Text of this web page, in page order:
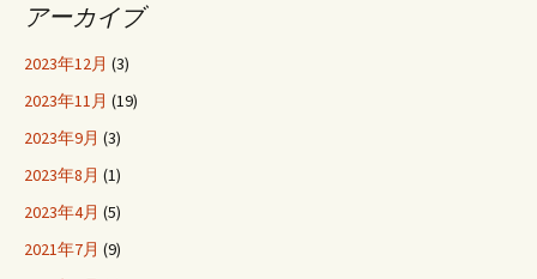
アーカイブ
2023年12月 (3)
2023年11月 (19)
2023年9月 (3)
2023年8月 (1)
2023年4月 (5)
2021年7月 (9)